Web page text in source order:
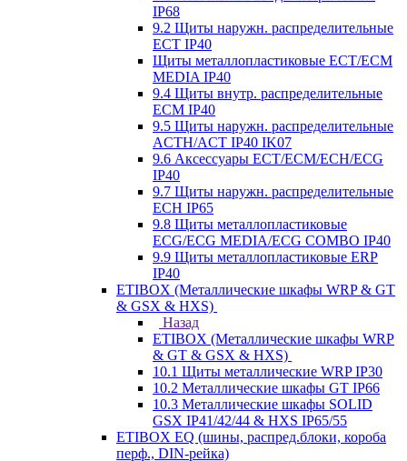
IP68
9.2 Щиты наружн. распределительные
ECT IP40
Щиты металлопластиковые ECT/ECM
MEDIA IP40
9.4 Щиты внутр. распределительные
ECМ IP40
9.5 Щиты наружн. распределительные
ACTH/ACT IP40 IK07
9.6 Аксессуары ECT/ECM/ECH/ECG
IP40
9.7 Щиты наружн. распределительные
ECH IP65
9.8 Щиты металлопластиковые
ECG/ECG MEDIA/ECG COMBO IP40
9.9 Щиты металлопластиковые ERP
IP40
ETIBOX (Металлические шкафы WRP & GT
& GSX & HXS)
Назад
ETIBOX (Металлические шкафы WRP
& GT & GSX & HXS)
10.1 Щиты металлические WRP IP30
10.2 Металлические шкафы GT IP66
10.3 Металлические шкафы SOLID
GSX IP41/42/44 & HXS IP65/55
ETIBOX EQ (шины, распред.блоки, короба
перф., DIN-рейка)